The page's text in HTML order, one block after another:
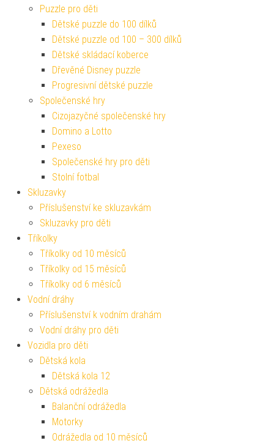
Puzzle pro děti
Dětské puzzle do 100 dílků
Dětské puzzle od 100 – 300 dílků
Dětské skládací koberce
Dřevěné Disney puzzle
Progresivní dětské puzzle
Společenské hry
Cizojazyčné společenské hry
Domino a Lotto
Pexeso
Společenské hry pro děti
Stolní fotbal
Skluzavky
Příslušenství ke skluzavkám
Skluzavky pro děti
Tříkolky
Tříkolky od 10 měsíců
Tříkolky od 15 měsíců
Tříkolky od 6 měsíců
Vodní dráhy
Příslušenství k vodním drahám
Vodní dráhy pro děti
Vozidla pro děti
Dětská kola
Dětská kola 12
Dětská odrážedla
Balanční odrážedla
Motorky
Odrážedla od 10 měsíců